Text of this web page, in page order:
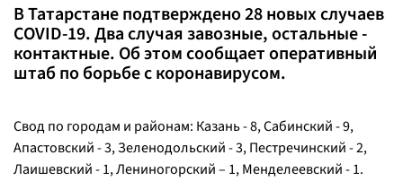
В Татарстане подтверждено 28 новых случаев
COVID-19. Два случая завозные, остальные -
контактные. Об этом сообщает оперативный
штаб по борьбе с коронавирусом.
Свод по городам и районам: Казань - 8, Сабинский - 9,
Апастовский - 3, Зеленодольский - 3, Пестречинский - 2,
Лаишевский - 1, Лениногорский – 1, Менделеевский - 1.